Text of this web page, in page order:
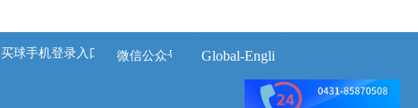
买球手机登录入口-买球(中国)
微信公众号 Global-English